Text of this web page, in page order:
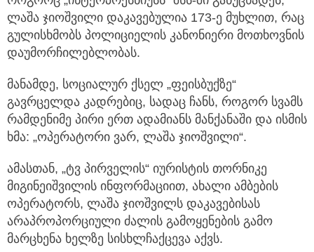
ლაშა ჯიოშვილი დაკავებულია 173-ე მუხლით, რაც
გულისხმობს პოლიციელის კანონიერი მოთხოვნის
დაუმორჩილებლობას.
მანამდე, სოციალურ ქსელ „ფეისბუქზე“
გავრცელდა კადრებიც, სადაც ჩანს, როგორ სვამს
რამდენიმე პირი ერთ ადამიანს მანქანაში და ისმის
ხმა: „ოპერატორი ვარ, ლაშა ჯიოშვილი“.
ამასთან, „ტვ პირველის“ იურისტის თორნიკე
მიგინეიშვილის ინფორმაციით, ახალი ამბების
ოპერატორს, ლაშა ჯიოშვილს დაკავებისას
არაპროპორციული ძალის გამოყენების გამო
მარცხენა ხელზე სისხლჩაქცევა აქვს.